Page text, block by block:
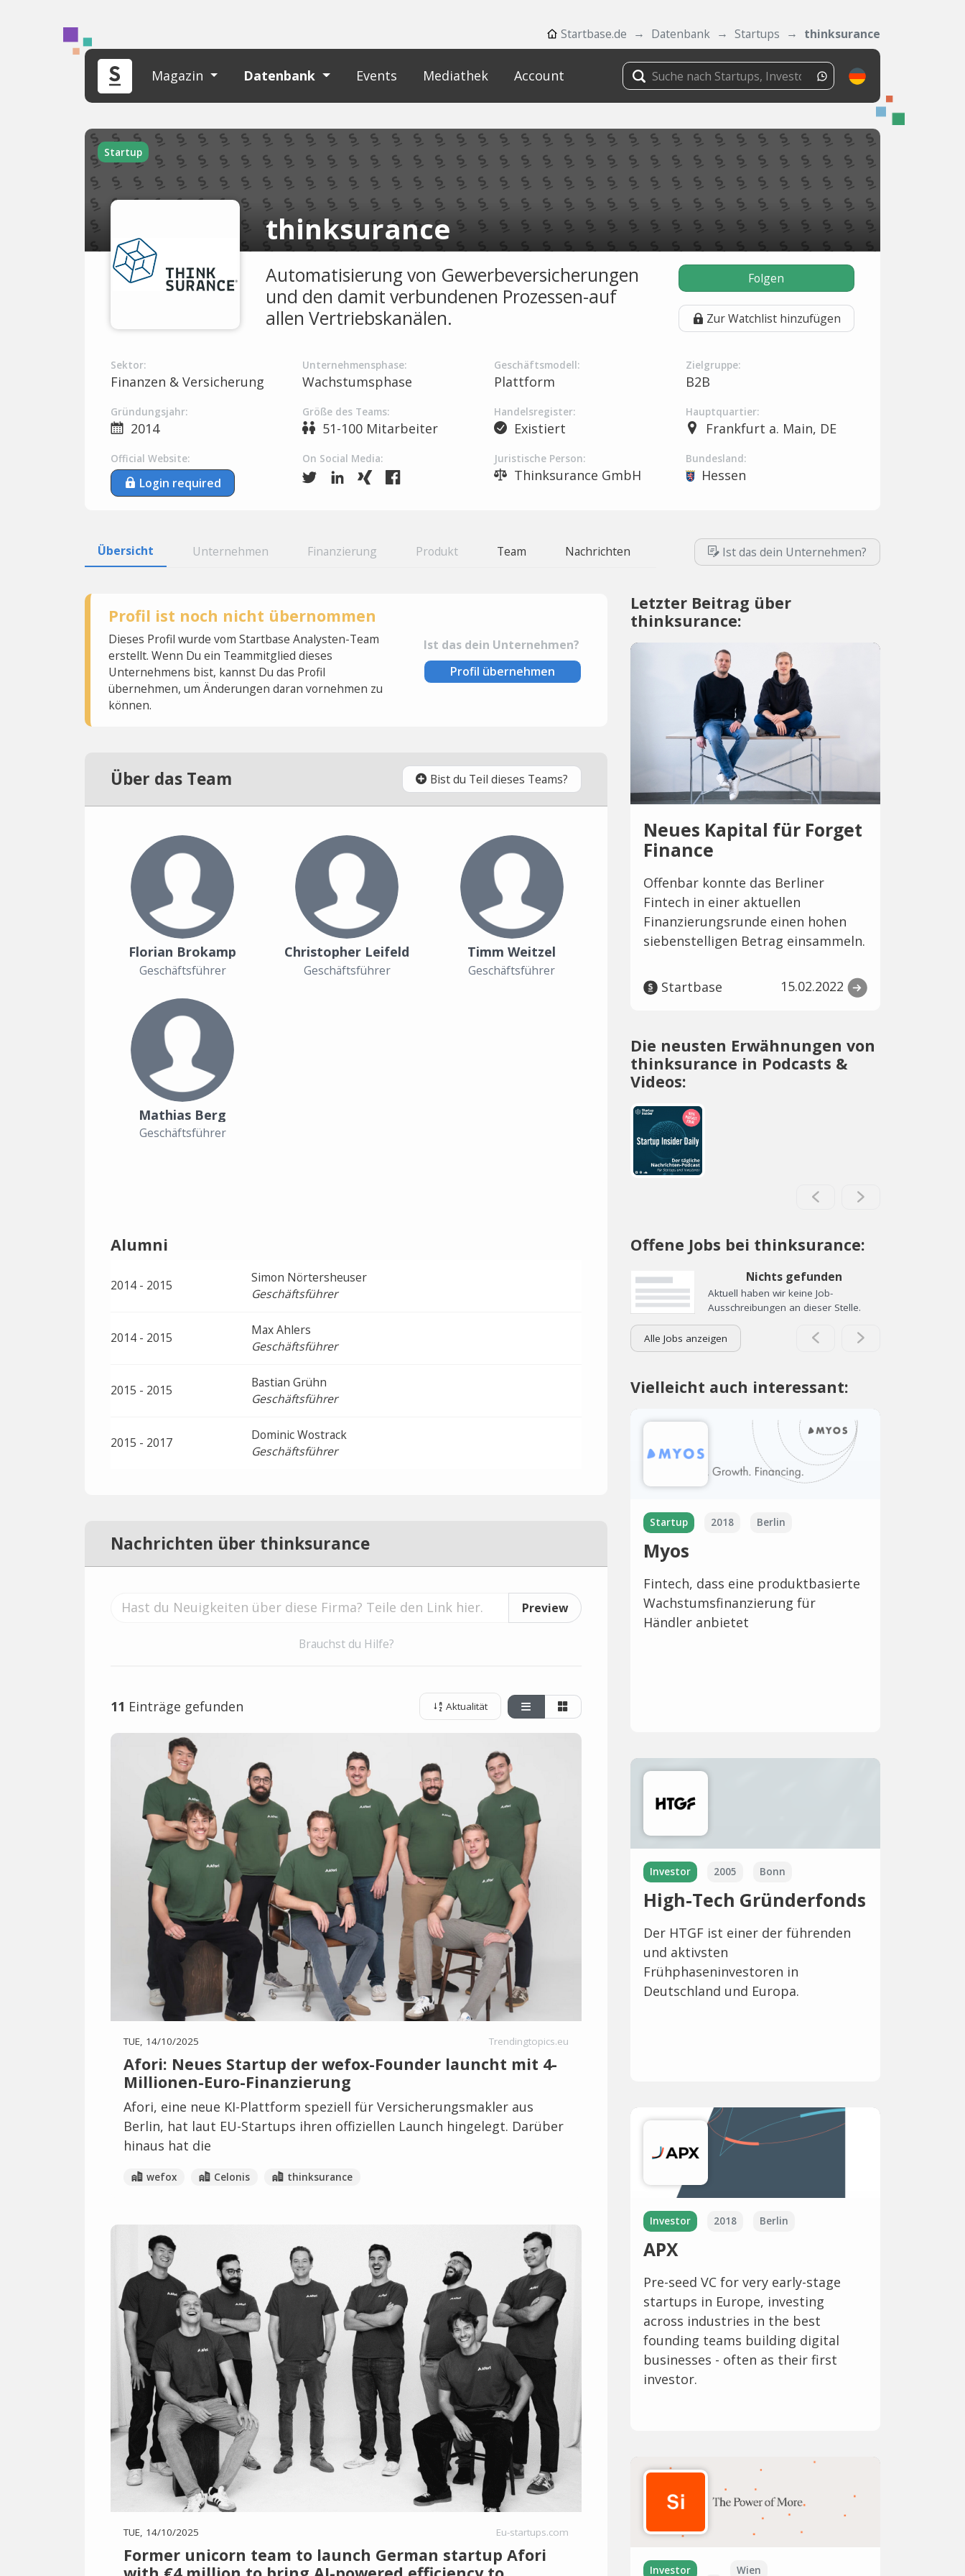
Startbase.de Datenbank Startups thinksurance
Magazin Datenbank Events Mediathek Account
Startup
thinksurance
Automatisierung von Gewerbeversicherungen
und den damit verbundenen Prozessen-auf
allen Vertriebskanälen.
Folgen
Zur Watchlist hinzufügen
Sektor:
Finanzen & Versicherung
Unternehmensphase:
Wachstumsphase
Geschäftsmodell:
Plattform
Zielgruppe:
B2B
Gründungsjahr:
2014
Größe des Teams:
51-100 Mitarbeiter
Handelsregister:
Existiert
Hauptquartier:
Frankfurt a. Main, DE
Official Website:
Login required
On Social Media: Juristische Person:
Thinksurance GmbH
Bundesland:
Hessen
Übersicht Unternehmen Finanzierung Produkt Team Nachrichten Ist das dein Unternehmen?
Profil ist noch nicht übernommen
Dieses Profil wurde vom Startbase Analysten-Team
erstellt. Wenn Du ein Teammitglied dieses
Unternehmens bist, kannst Du das Profil
übernehmen, um Änderungen daran vornehmen zu
können.
Ist das dein Unternehmen?
Profil übernehmen
Über das Team Bist du Teil dieses Teams?
Florian Brokamp
Geschäftsführer
Christopher Leifeld
Geschäftsführer
Timm Weitzel
Geschäftsführer
Mathias Berg
Geschäftsführer
Alumni
2014 - 2015
Simon Nörtersheuser
Geschäftsführer
2014 - 2015
Max Ahlers
Geschäftsführer
2015 - 2015
Bastian Grühn
Geschäftsführer
2015 - 2017
Dominic Wostrack
Geschäftsführer
Nachrichten über thinksurance
Preview
Brauchst du Hilfe?
11 Einträge gefunden Aktualität
TUE, 14/10/2025 Trendingtopics.eu
Afori: Neues Startup der wefox-Founder launcht mit 4-
Millionen-Euro-Finanzierung
Afori, eine neue KI-Plattform speziell für Versicherungsmakler aus
Berlin, hat laut EU-Startups ihren offiziellen Launch hingelegt. Darüber
hinaus hat die
wefox Celonis thinksurance
TUE, 14/10/2025 Eu-startups.com
Former unicorn team to launch German startup Afori
Letzter Beitrag über
thinksurance:
Neues Kapital für Forget
Finance
Offenbar konnte das Berliner
Fintech in einer aktuellen
Finanzierungsrunde einen hohen
siebenstelligen Betrag einsammeln.
Startbase 15.02.2022
Die neusten Erwähnungen von
thinksurance in Podcasts &
Videos:
Offene Jobs bei thinksurance:
Nichts gefunden
Aktuell haben wir keine Job-
Ausschreibungen an dieser Stelle.
Alle Jobs anzeigen
Vielleicht auch interessant:
Startup 2018 Berlin
Myos
Fintech, dass eine produktbasierte
Wachstumsfinanzierung für
Händler anbietet
Investor 2005 Bonn
High-Tech Gründerfonds
Der HTGF ist einer der führenden
und aktivsten
Frühphaseninvestoren in
Deutschland und Europa.
Investor 2018 Berlin
APX
Pre-seed VC for very early-stage
startups in Europe, investing
across industries in the best
founding teams building digital
businesses - often as their first
investor.
Investor Wien